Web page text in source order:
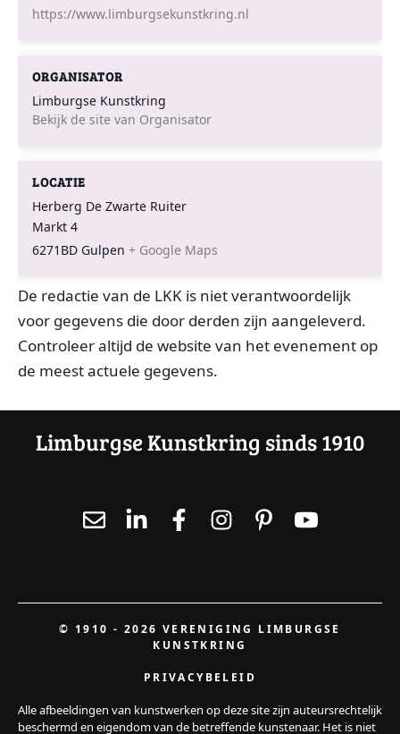
https://www.limburgsekunstkring.nl
LOCATIE
Herberg De Zwarte Ruiter
Markt 4
6271BD Gulpen + Google Maps
ORGANISATOR
Limburgse Kunstkring
Bekijk de site van Organisator
De redactie van de LKK is niet verantwoordelijk
voor gegevens die door derden zijn aangeleverd.
Controleer altijd de website van het evenement op
de meest actuele gegevens.
Limburgse Kunstkring sinds 1910
© 1910 - 2026 VERENIGING LIMBURGSE
KUNSTKRING
PRIVACYBELEID
Alle afbeeldingen van kunstwerken op deze site zijn auteursrechtelijk
beschermd en eigendom van de betreffende kunstenaar. Het is niet